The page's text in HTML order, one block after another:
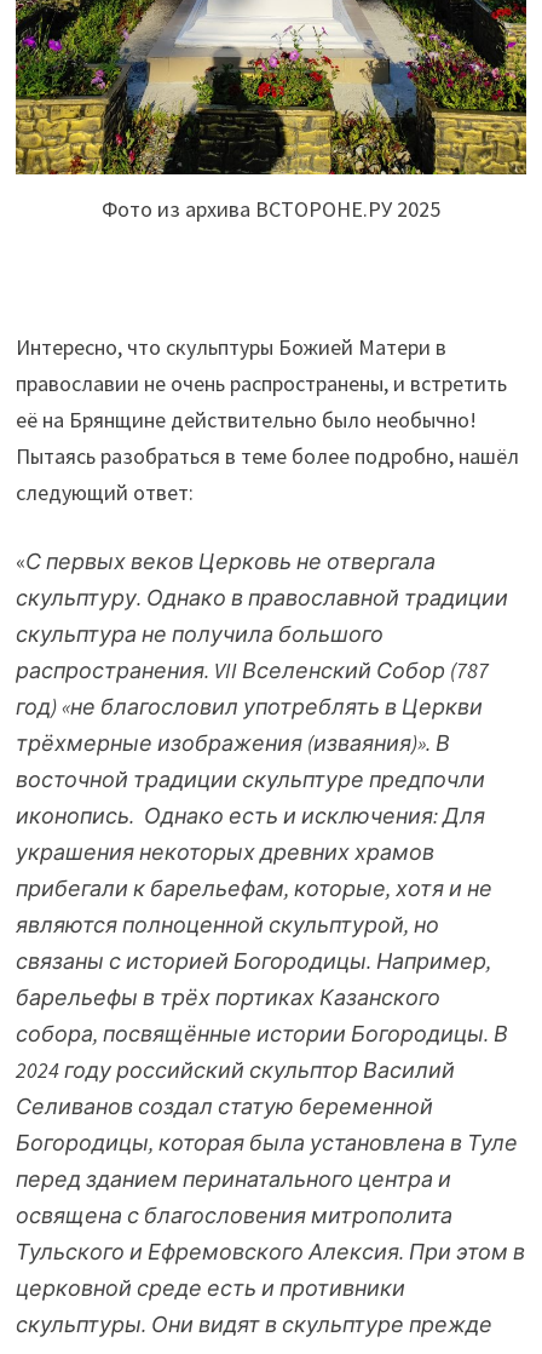
Фото из архива ВСТОРОНЕ.РУ 2025
Интересно, что скульптуры Божией Матери в
православии не очень распространены, и встретить
её на Брянщине действительно было необычно!
Пытаясь разобраться в теме более подробно, нашёл
следующий ответ:
«С первых веков Церковь не отвергала
скульптуру. Однако в православной традиции
скульптура не получила большого
распространения. VII Вселенский Собор (787
год) «не благословил употреблять в Церкви
трёхмерные изображения (изваяния)». В
восточной традиции скульптуре предпочли
иконопись. Однако есть и исключения:Для
украшения некоторых древних храмов
прибегали к барельефам, которые, хотя и не
являются полноценной скульптурой, но
связаны с историей Богородицы. Например,
барельефы в трёх портиках Казанского
собора, посвящённые истории Богородицы. В
2024 году российский скульптор Василий
Селиванов создал статую беременной
Богородицы, которая была установлена в Туле
перед зданием перинатального центра и
освящена с благословения митрополита
Тульского и Ефремовского Алексия. При этом в
церковной среде есть и противники
скульптуры. Они видят в скульптуре прежде